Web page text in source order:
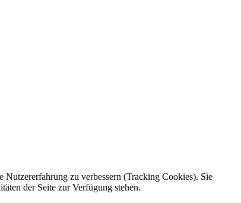
Nutzererfahrung zu verbessern (Tracking Cookies). Sie
der Seite zur Verfügung stehen.